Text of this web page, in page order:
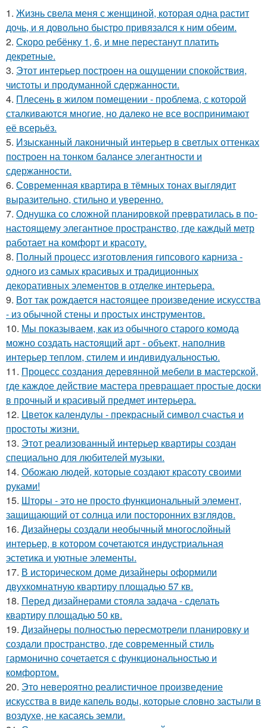
1. Жизнь свела меня с женщиной, которая одна растит
дочь, и я довольно быстро привязался к ним обеим.
2. Скоро ребёнку 1, 6, и мне перестанут платить
декретные.
3. Этот интерьер построен на ощущении спокойствия,
чистоты и продуманной сдержанности.
4. Плесень в жилом помещении - проблема, с которой
сталкиваются многие, но далеко не все воспринимают
её всерьёз.
5. Изысканный лаконичный интерьер в светлых оттенках
построен на тонком балансе элегантности и
сдержанности.
6. Современная квартира в тёмных тонах выглядит
выразительно, стильно и уверенно.
7. Однушка со сложной планировкой превратилась в по-
настоящему элегантное пространство, где каждый метр
работает на комфорт и красоту.
8. Полный процесс изготовления гипсового карниза -
одного из самых красивых и традиционных
декоративных элементов в отделке интерьера.
9. Вот так рождается настоящее произведение искусства
- из обычной стены и простых инструментов.
10. Мы показываем, как из обычного старого комода
можно создать настоящий арт - объект, наполнив
интерьер теплом, стилем и индивидуальностью.
11. Процесс создания деревянной мебели в мастерской,
где каждое действие мастера превращает простые доски
в прочный и красивый предмет интерьера.
12. Цветок календулы - прекрасный символ счастья и
простоты жизни.
13. Этот реализованный интерьер квартиры создан
специально для любителей музыки.
14. Обожаю людей, которые создают красоту своими
руками!
15. Шторы - это не просто функциональный элемент,
защищающий от солнца или посторонних взглядов.
16. Дизайнеры создали необычный многослойный
интерьер, в котором сочетаются индустриальная
эстетика и уютные элементы.
17. В историческом доме дизайнеры оформили
двухкомнатную квартиру площадью 57 кв.
18. Перед дизайнерами стояла задача - сделать
квартиру площадью 50 кв.
19. Дизайнеры полностью пересмотрели планировку и
создали пространство, где современный стиль
гармонично сочетается с функциональностью и
комфортом.
20. Это невероятно реалистичное произведение
искусства в виде капель воды, которые словно застыли в
воздухе, не касаясь земли.